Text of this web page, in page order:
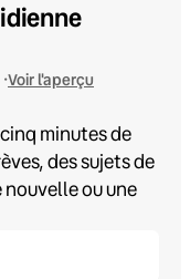
Voir l'aperçu
minutes de
des sujets de
ou une